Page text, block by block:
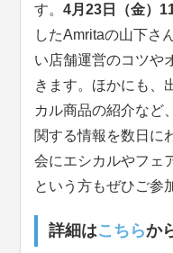
す。4月23日（金）
したAmritaの山下さ
い店舗運営のコツや
きます。ほかにも、
カル商品の紹介など
関する情報を数日に
会にエシカルやフェ
という方もぜひご参
詳細はこちらか